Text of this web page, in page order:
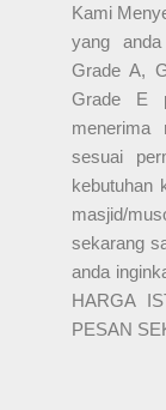
Kami
yang
Grade A,
Grade E
menerima
sesuai
kebutuhan
masjid/
sekarang
anda
HARGA
PESAN